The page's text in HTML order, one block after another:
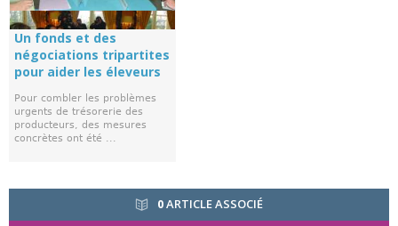
Un fonds et des
négociations tripartites
pour aider les éleveurs
Pour combler les problèmes
urgents de trésorerie des
producteurs, des mesures
concrètes ont été ...
0ARTICLE ASSOCIÉ